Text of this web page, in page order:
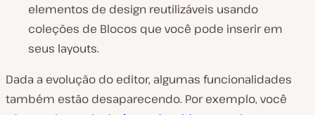
elementos de design reutilizáveis usando
coleções de Blocos que você pode inserir em
seus layouts.
Dada a evolução do editor, algumas funcionalidades
também estão desaparecendo. Por exemplo, você